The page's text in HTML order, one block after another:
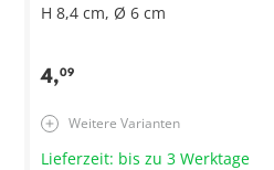
H 8,4 cm, Ø 6 cm
4,09
Weitere Varianten
Lieferzeit: bis zu 3 Werktage